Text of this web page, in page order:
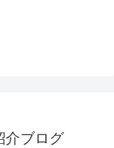
介ブログ